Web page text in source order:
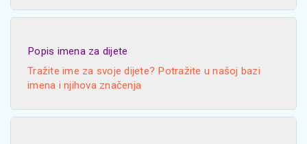
Popis imena za dijete
Tražite ime za svoje dijete? Potražite u našoj bazi
imena i njihova značenja